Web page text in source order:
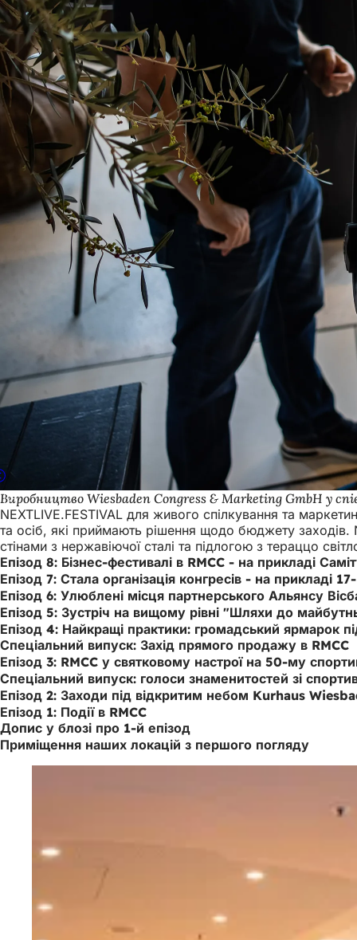
Виробництво Wiesbaden Congress & Marketing GmbH у
NEXTLIVE.FESTIVAL для живого спілкування та
та осіб, які приймають рішення щодо бюджету заходів.
стінами з нержавіючої сталі та підлогою з тераццо
Епізод 8: Бізнес-фестивалі в RMCC - на прикладі
Епізод 7: Стала організація конгресів - на прикладі
Епізод 6: Улюблені місця партнерського Альянсу
Епізод 5: Зустріч на вищому рівні "Шляхи до
Епізод 4: Найкращі практики: громадський ярмарок
Спеціальний випуск: Захід прямого продажу в RMCC
Епізод 3: RMCC у святковому настрої на 50-му
Спеціальний випуск: голоси знаменитостей зі
Епізод 2: Заходи під відкритим небом Kurhaus
Епізод 1: Події в RMCC
Допис у блозі про 1-й епізод
Приміщення наших локацій з першого погляду